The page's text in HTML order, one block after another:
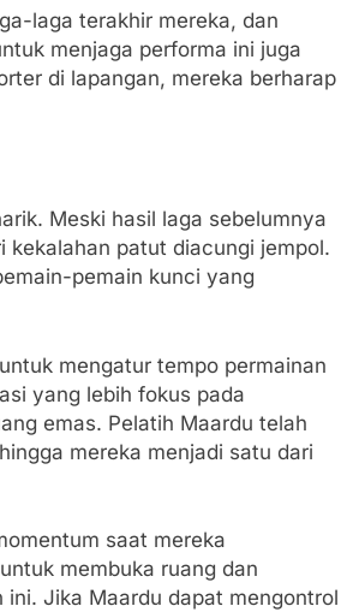
laga terakhir mereka, dan
menjaga performa ini juga
di lapangan, mereka berharap
Meski hasil laga sebelumnya
kekalahan patut diacungi jempol.
pemain kunci yang
mengatur tempo permainan
yang lebih fokus pada
emas. Pelatih Maardu telah
mereka menjadi satu dari
saat mereka
membuka ruang dan
Jika Maardu dapat mengontrol